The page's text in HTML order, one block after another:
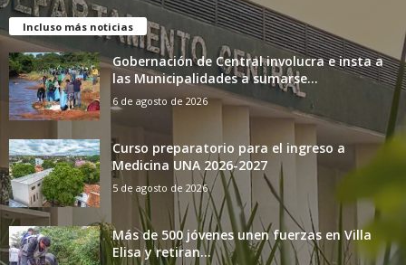
Incluso más noticias
Gobernación de Central involucra e insta a
las Municipalidades a sumarse...
6 de agosto de 2026
Curso preparatorio para el ingreso a
Medicina UNA 2026-2027
5 de agosto de 2026
Más de 500 jóvenes unen fuerzas en Villa
Elisa y retiran...